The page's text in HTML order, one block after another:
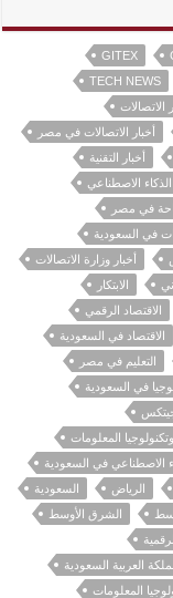
GITEX
TECH NEWS
الاتصالات
أخبار الاتصالات في مصر
أخبار التقنية
الذكاء الاصطناعي
في مصر
في السعودية
أخبار وزارة الاتصالات
الابتكار
الاقتصاد الرقمي
الاقتصاد في السعودية
التعليم في مصر
في السعودية
المعلومات
الاصطناعي في السعودية
الرياض
السعودية
الشرق الأوسط
العربية السعودية
المعلومات